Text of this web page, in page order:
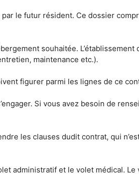
le futur résident. Ce dossier
souhaitée.
maintenance etc.).
figurer parmi les lignes de ce
Si vous avez besoin de
les clauses dudit contrat, qui
administratif et le volet médical.